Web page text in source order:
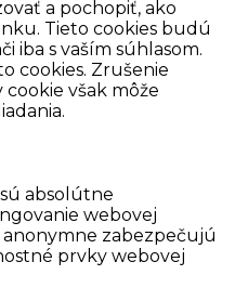
a pochopiť, ako
Tieto cookies budú
iba s vaším súhlasom.
cookies. Zrušenie
však môže
absolútne
webovej
zabezpečujú
prvky webovej